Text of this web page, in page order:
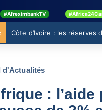
#AfreximbankTV
Côte d’Ivoire : les réserves
d'Actualités
: